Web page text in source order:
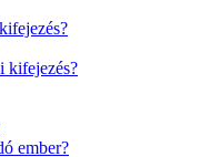
kifejezés?
ember?